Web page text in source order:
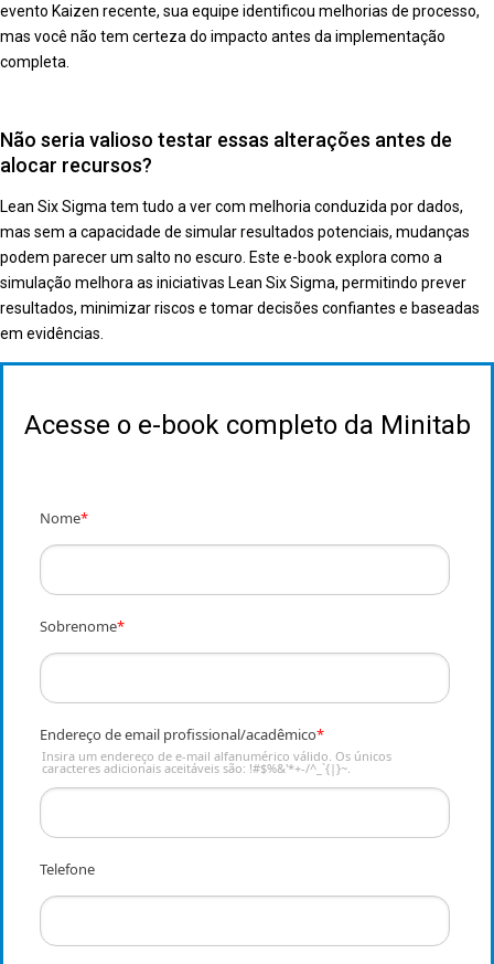
evento Kaizen recente, sua equipe identificou melhorias de processo,
mas você não tem certeza do impacto antes da implementação
completa.
Não seria valioso testar essas alterações antes de
alocar recursos?
Lean Six Sigma tem tudo a ver com melhoria conduzida por dados,
mas sem a capacidade de simular resultados potenciais, mudanças
podem parecer um salto no escuro. Este e-book explora como a
simulação melhora as iniciativas Lean Six Sigma, permitindo prever
resultados, minimizar riscos e tomar decisões confiantes e baseadas
em evidências.
Acesse o e-book completo da Minitab
Nome*
Sobrenome*
Endereço de email profissional/acadêmico*
Insira um endereço de e-mail alfanumérico válido. Os únicos
caracteres adicionais aceitáveis são: !#$%&'*+-/^_`{|}~.
Telefone